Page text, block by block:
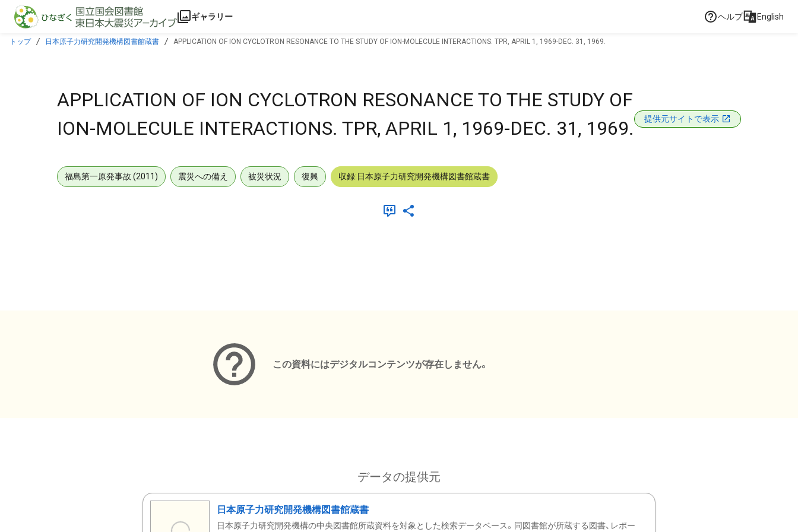
本文に飛ぶ
ギャラリー ヘルプ English
トップ 日本原子力研究開発機構図書館蔵書 APPLICATION OF ION CYCLOTRON RESONANCE TO THE STUDY OF ION-MOLECULE INTERACTIONS. TPR, APRIL 1, 1969-DEC. 31, 1969.
APPLICATION OF ION CYCLOTRON RESONANCE TO THE STUDY OF
ION-MOLECULE INTERACTIONS. TPR, APRIL 1, 1969-DEC. 31, 1969.
提供元サイトで表示
福島第一原発事故 (2011) 震災への備え 被災状況 復興 収録:日本原子力研究開発機構図書館蔵書
この資料にはデジタルコンテンツが存在しません。
データの提供元
日本原子力研究開発機構図書館蔵書
日本原子力研究開発機構の中央図書館所蔵資料を対象とした検索データベース。同図書館が所蔵する図書、レポー